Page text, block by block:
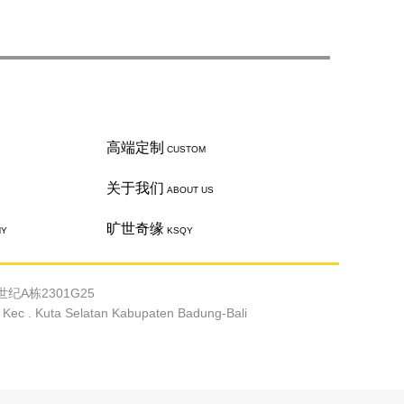
高端定制 CUSTOM
关于我们 ABOUT US
旷世奇缘 KSQY
纪A栋2301G25
. Kuta Selatan Kabupaten Badung-Bali